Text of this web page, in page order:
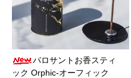
パロサントお香スティ
ック Orphic‐オーフィック